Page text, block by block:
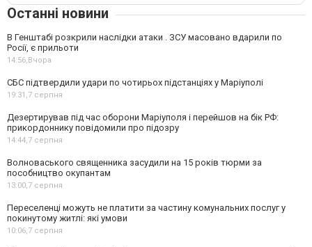
Останні новини
В Генштабі розкрили наслідки атаки . ЗСУ масовано вдарили по
Росії, є прильоти
14:56, Вчора
СБС підтвердили удари по чотирьох підстанціях у Маріуполі
19:31,7 серпня
Дезертирував під час оборони Маріуполя і перейшов на бік РФ:
прикордоннику повідомили про підозру
14:44,7 серпня
Волноваського священника засудили на 15 років тюрми за
пособництво окупантам
13:00,7 серпня
Переселенці можуть не платити за частину комунальних послуг у
покинутому житлі: які умови
10:06,7 серпня